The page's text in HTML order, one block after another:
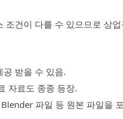
조건이 다를 수 있으므로 상
받을 수 있음.
자료도 종종 등장.
파일 등 원본 파일을